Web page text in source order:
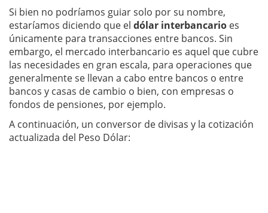
Si bien no podríamos guiar solo por su nombre,
estaríamos diciendo que el dólar interbancario es
únicamente para transacciones entre bancos. Sin
embargo, el mercado interbancario es aquel que cubre
las necesidades en gran escala, para operaciones que
generalmente se llevan a cabo entre bancos o entre
bancos y casas de cambio o bien, con empresas o
fondos de pensiones, por ejemplo.
A continuación, un conversor de divisas y la cotización
actualizada del Peso Dólar: